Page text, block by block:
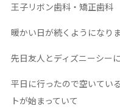
王子リボン歯科・矯正歯科
暖かい日が続くようになり
先日友人とディズニーシー
平日に行ったので空いてい
トが始まっていて